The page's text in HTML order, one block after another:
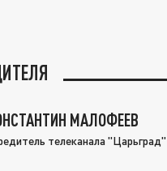
МАЛОФЕЕВ
телеканала "Царьград"